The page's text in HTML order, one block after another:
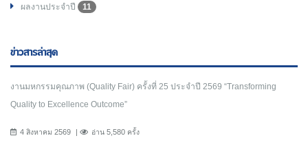
ผลงานประจำปี 11
ข่าวสารล่าสุด
งานมหกรรมคุณภาพ (Quality Fair) ครั้งที่ 25 ประจำปี 2569 “Transforming
Quality to Excellence Outcome”
4 สิงหาคม 2569 อ่าน 5,580 ครั้ง